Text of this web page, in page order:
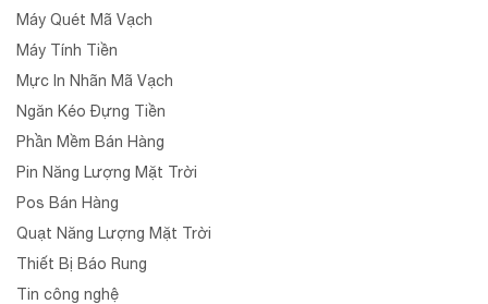
Máy Quét Mã Vạch
Máy Tính Tiền
Mực In Nhãn Mã Vạch
Ngăn Kéo Đựng Tiền
Phần Mềm Bán Hàng
Pin Năng Lượng Mặt Trời
Pos Bán Hàng
Quạt Năng Lượng Mặt Trời
Thiết Bị Báo Rung
Tin công nghệ